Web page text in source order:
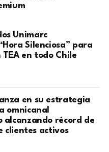
Unimarc
Silenciosa” para
TEA en todo Chile
en su estrategia
omnicanal
récord de
clientes activos